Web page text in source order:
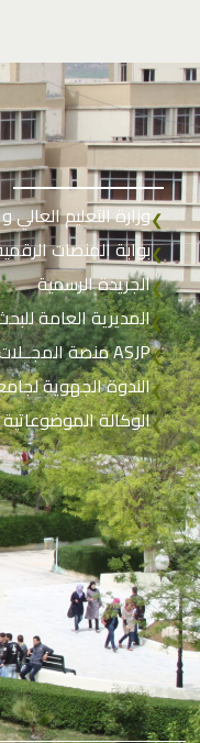
❮وزارة التعليم
❮بوابة المنصات
❮الجريدة الرسمية
❮المديرية العامة
❮منصة المجــلات العلمية الجزائرية ASJP
❮الندوة الجهوية
❮الوكالة